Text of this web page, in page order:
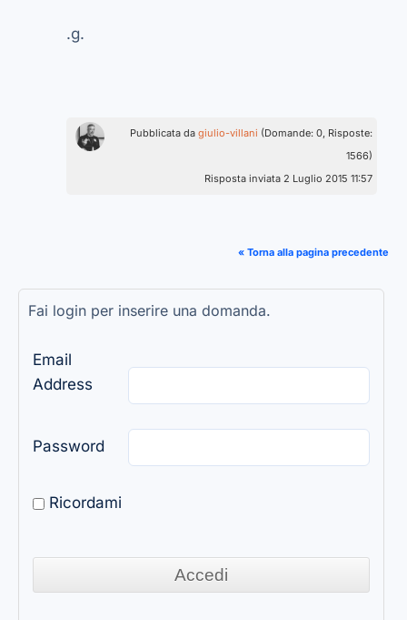
.g.
Pubblicata da giulio-villani (Domande: 0, Risposte:
1566)
Risposta inviata 2 Luglio 2015 11:57
« Torna alla pagina precedente
Fai login per inserire una domanda.
Email
Address
Password
Ricordami